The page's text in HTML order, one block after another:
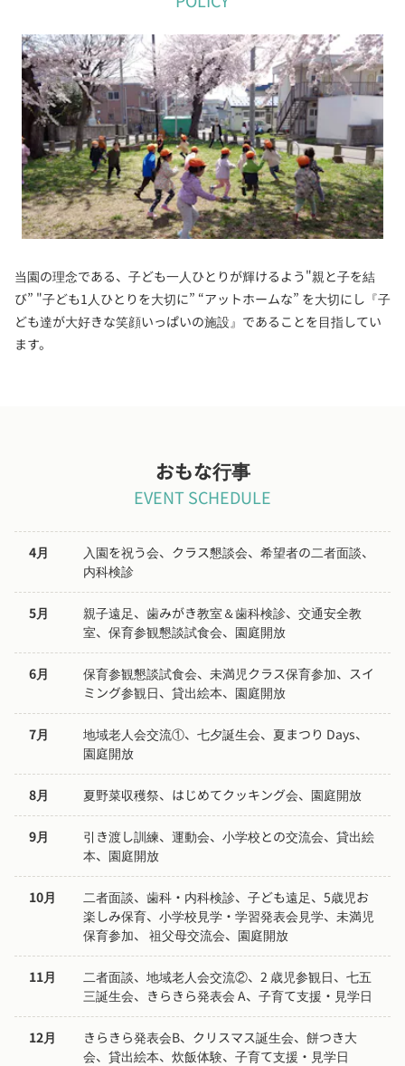
当園の理念である、子ども一人ひとりが輝けるよう"親と子を結
び” "子ども1人ひとりを大切に” “アットホームな” を大切にし『子
ども達が大好きな笑顔いっぱいの施設』であることを目指してい
ます。
おもな行事
EVENT SCHEDULE
4月
入園を祝う会、クラス懇談会、希望者の二者面談、
内科検診
5月
親子遠足、歯みがき教室＆歯科検診、交通安全教
室、保育参観懇談試食会、園庭開放
6月
保育参観懇談試食会、未満児クラス保育参加、スイ
ミング参観日、貸出絵本、園庭開放
7月
地域老人会交流①、七夕誕生会、夏まつり Days、
園庭開放
8月 夏野菜収穫祭、はじめてクッキング会、園庭開放
9月
引き渡し訓練、運動会、小学校との交流会、貸出絵
本、園庭開放
10月
二者面談、歯科・内科検診、子ども遠足、5歳児お
楽しみ保育、小学校見学・学習発表会見学、未満児
保育参加、 祖父母交流会、園庭開放
11月
二者面談、地域老人会交流②、2 歳児参観日、七五
三誕生会、きらきら発表会 A、子育て支援・見学日
12月
きらきら発表会B、クリスマス誕生会、餅つき大
会、貸出絵本、炊飯体験、子育て支援・見学日